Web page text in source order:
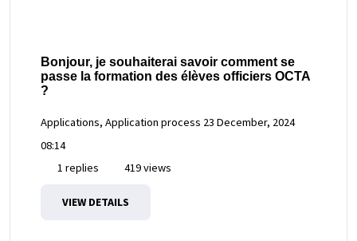
Bonjour, je souhaiterai savoir comment se
passe la formation des élèves officiers OCTA
?
Applications, Application process 23 December, 2024
08:14
1 replies
419 views
VIEW DETAILS